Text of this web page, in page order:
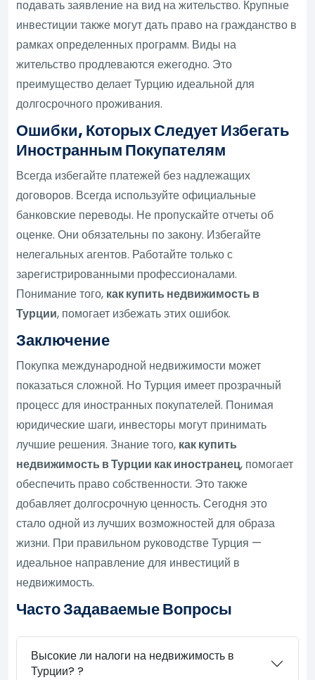
подавать заявление на вид на жительство. Крупные
инвестиции также могут дать право на гражданство в
рамках определенных программ. Виды на
жительство продлеваются ежегодно. Это
преимущество делает Турцию идеальной для
долгосрочного проживания.
Ошибки, Которых Следует Избегать
Иностранным Покупателям
Всегда избегайте платежей без надлежащих
договоров. Всегда используйте официальные
банковские переводы. Не пропускайте отчеты об
оценке. Они обязательны по закону. Избегайте
нелегальных агентов. Работайте только с
зарегистрированными профессионалами.
Понимание того, как купить недвижимость в
Турции, помогает избежать этих ошибок.
Заключение
Покупка международной недвижимости может
показаться сложной. Но Турция имеет прозрачный
процесс для иностранных покупателей. Понимая
юридические шаги, инвесторы могут принимать
лучшие решения. Знание того, как купить
недвижимость в Турции как иностранец, помогает
обеспечить право собственности. Это также
добавляет долгосрочную ценность. Сегодня это
стало одной из лучших возможностей для образа
жизни. При правильном руководстве Турция —
идеальное направление для инвестиций в
недвижимость.
Часто Задаваемые Вопросы
Высокие ли налоги на недвижимость в
Турции? ?